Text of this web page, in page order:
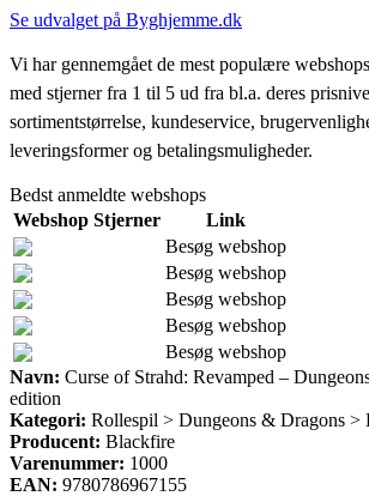
Se udvalget på Byghjemme.dk
Vi har gennemgået de mest populære
med stjerner fra 1 til 5 ud fra bl.a. deres
sortimentstørrelse, kundeservice,
leveringsformer og betalingsmuligheder.
Bedst anmeldte webshops
Webshop Stjerner
Link
Besøg webshop
Besøg webshop
Besøg webshop
Besøg webshop
Besøg webshop
Navn: Curse of Strahd: Revamped –
edition
Kategori: Rollespil > Dungeons & Dragons >
Producent: Blackfire
Varenummer: 1000
EAN: 9780786967155